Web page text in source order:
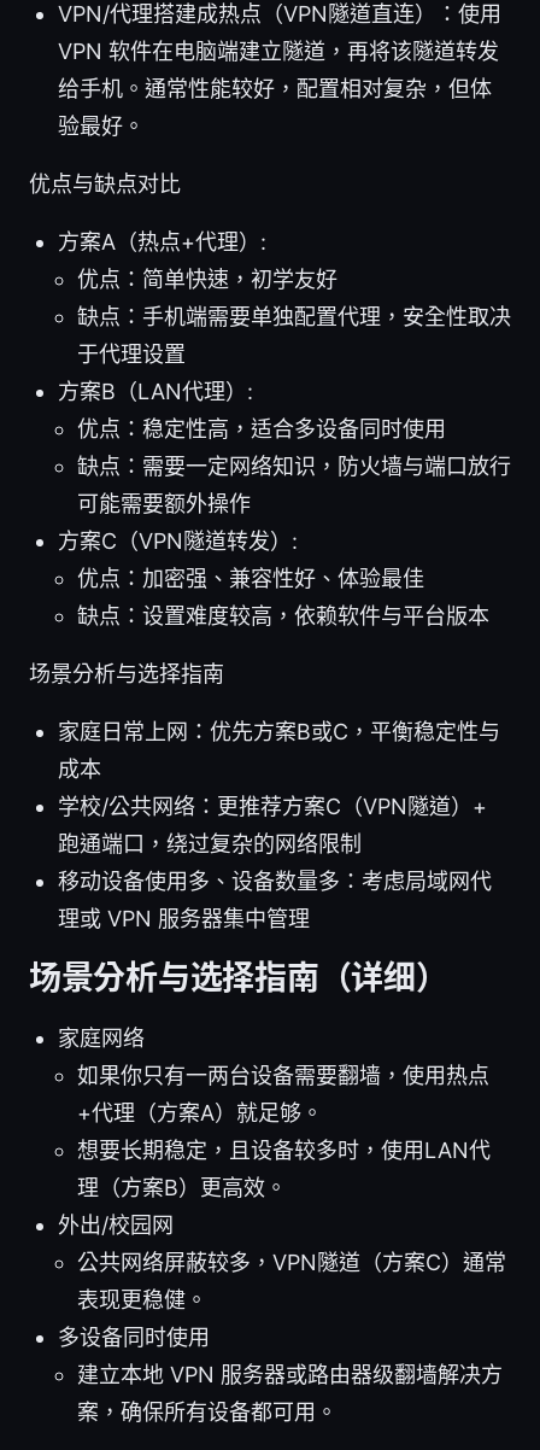
VPN/代理搭建成热点（VPN隧道直连）：使用
VPN 软件在电脑端建立隧道，再将该隧道转发
给手机。通常性能较好，配置相对复杂，但体
验最好。
优点与缺点对比
方案A（热点+代理）:
优点：简单快速，初学友好
缺点：手机端需要单独配置代理，安全性取决
于代理设置
方案B（LAN代理）:
优点：稳定性高，适合多设备同时使用
缺点：需要一定网络知识，防火墙与端口放行
可能需要额外操作
方案C（VPN隧道转发）:
优点：加密强、兼容性好、体验最佳
缺点：设置难度较高，依赖软件与平台版本
场景分析与选择指南
家庭日常上网：优先方案B或C，平衡稳定性与
成本
学校/公共网络：更推荐方案C（VPN隧道）+
跑通端口，绕过复杂的网络限制
移动设备使用多、设备数量多：考虑局域网代
理或 VPN 服务器集中管理
场景分析与选择指南（详细）
家庭网络
如果你只有一两台设备需要翻墙，使用热点
+代理（方案A）就足够。
想要长期稳定，且设备较多时，使用LAN代
理（方案B）更高效。
外出/校园网
公共网络屏蔽较多，VPN隧道（方案C）通常
表现更稳健。
多设备同时使用
建立本地 VPN 服务器或路由器级翻墙解决方
案，确保所有设备都可用。